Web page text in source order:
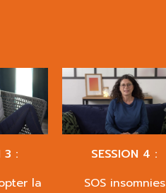
3 :
la
SESSION 4 :
SOS insomnies